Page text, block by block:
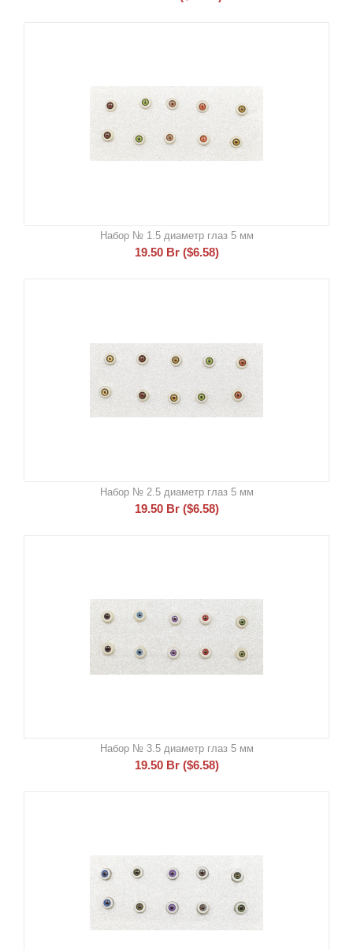
Набор № 1.5 диаметр глаз 5 мм
19.50 Br ($6.58)
Набор № 2.5 диаметр глаз 5 мм
19.50 Br ($6.58)
Набор № 3.5 диаметр глаз 5 мм
19.50 Br ($6.58)